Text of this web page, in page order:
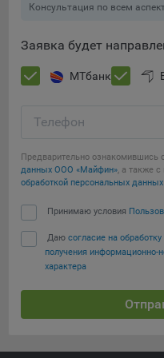
Подобные функции
контента. Данные файлы
выбранном
настраивать сайт.
9.4. Аналитические файлы
Яндекс.Метрика, Google
собирают информацию о
использовал сайты, и
улучшения.
сайта Общества
выявлять трудности,
рекламы. Благодаря
Консультация по всем
Заявка будет
МТбанк
Телефон
Предварительно ознакомившись с
данных ООО «Майфин», а также
обработкой персональных данных
Принимаю условия
Даю согласие на
получения информационно-
характера